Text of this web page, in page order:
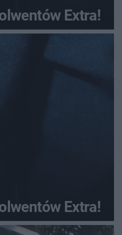
Extra!
Extra!